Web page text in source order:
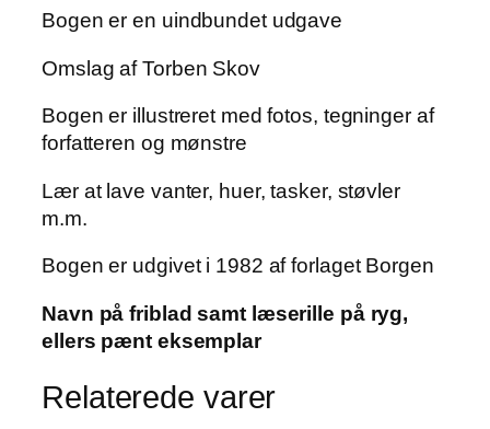
Bogen er en uindbundet udgave
Omslag af Torben Skov
Bogen er illustreret med fotos, tegninger af
forfatteren og mønstre
Lær at lave vanter, huer, tasker, støvler
m.m.
Bogen er udgivet i 1982 af forlaget Borgen
Navn på friblad samt læserille på ryg,
ellers pænt eksemplar
Relaterede varer